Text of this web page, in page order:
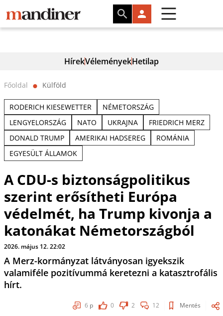
HírekVéleményekHetilap
Főoldal ⬤ Külföld
RODERICH KIESEWETTER
NÉMETORSZÁG
LENGYELORSZÁG
NATO UKRAJNA
FRIEDRICH MERZ
DONALD TRUMP
AMERIKAI HADSEREG
ROMÁNIA
EGYESÜLT ÁLLAMOK
A CDU-s biztonságpolitikus
szerint erősítheti Európa
védelmét, ha Trump kivonja a
katonákat Németországból
2026. május 12. 22:02
A Merz-kormányzat látványosan igyekszik
valamiféle pozitívummá keretezni a katasztrofális
hírt.
6 p 0 2 12 Mentés